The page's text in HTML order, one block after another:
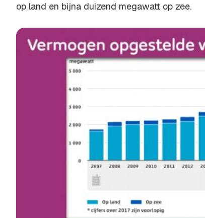
op land en bijna duizend megawatt op zee.